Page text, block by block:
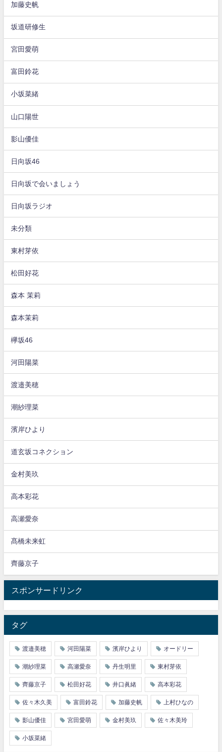
加藤史帆
坂道研修生
宮田愛萌
富田鈴花
小坂菜緒
山口陽世
影山優佳
日向坂46
日向坂で会いましょう
日向坂ラジオ
未分類
東村芽依
松田好花
森本 茉莉
森本茉莉
欅坂46
河田陽菜
渡邉美穂
潮紗理菜
濱岸ひより
道玄坂コネクション
金村美玖
高本彩花
高瀬愛奈
髙橋未来虹
齊藤京子
スポンサードリンク
タグ
渡邉美穂 河田陽菜 濱岸ひより オードリー
潮紗理菜 高瀬愛奈 丹生明里 東村芽依
齊藤京子 松田好花 井口眞緒 高本彩花
佐々木久美 富田鈴花 加藤史帆 上村ひなの
影山優佳 宮田愛萌 金村美玖 佐々木美玲
小坂菜緒